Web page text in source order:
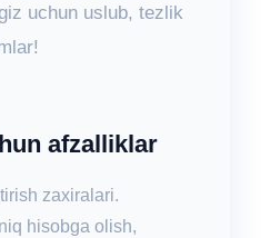
uchun uslub, tezlik
afzalliklar
zaxiralari.
hisobga olish,